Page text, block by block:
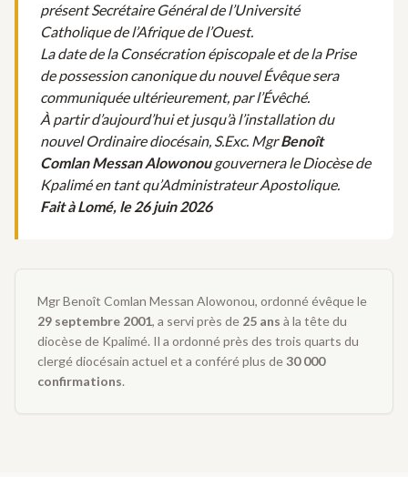
présent Secrétaire Général de l’Université
Catholique de l’Afrique de l’Ouest.
La date de la Consécration épiscopale et de la Prise
de possession canonique du nouvel Évêque sera
communiquée ultérieurement, par l’Évêché.
À partir d’aujourd’hui et jusqu’à l’installation du
nouvel Ordinaire diocésain, S.Exc. MgrBenoît
Comlan Messan Alowonougouvernera le Diocèse de
Kpalimé en tant qu’Administrateur Apostolique.
Fait à Lomé, le 26 juin 2026
Mgr Benoît Comlan Messan Alowonou, ordonné évêque le
29 septembre 2001, a servi près de 25 ans à la tête du
diocèse de Kpalimé. Il a ordonné près des trois quarts du
clergé diocésain actuel et a conféré plus de30 000
confirmations.